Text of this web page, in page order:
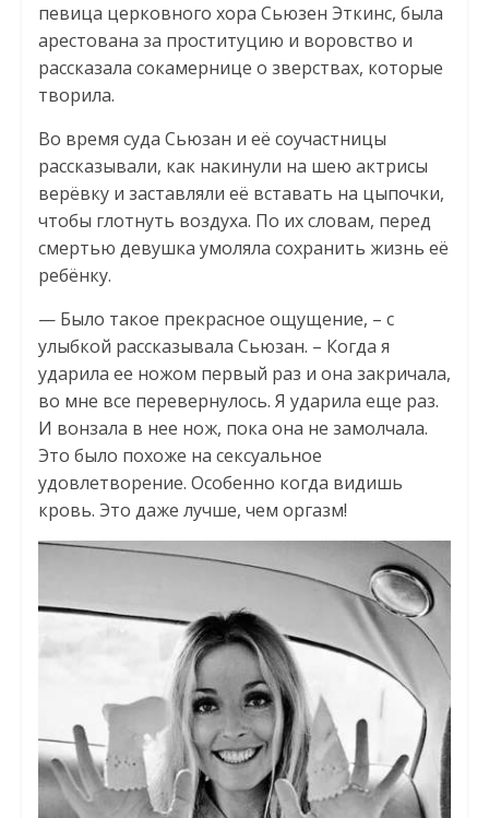
певица церковного хора Сьюзен Эткинс, была
арестована за проституцию и воровство и
рассказала сокамернице о зверствах, которые
творила.
Во время суда Сьюзан и её соучастницы
рассказывали, как накинули на шею актрисы
верёвку и заставляли её вставать на цыпочки,
чтобы глотнуть воздуха. По их словам, перед
смертью девушка умоляла сохранить жизнь её
ребёнку.
— Было такое прекрасное ощущение, – с
улыбкой рассказывала Сьюзан. – Когда я
ударила ее ножом первый раз и она закричала,
во мне все перевернулось. Я ударила еще раз.
И вонзала в нее нож, пока она не замолчала.
Это было похоже на сексуальное
удовлетворение. Особенно когда видишь
кровь. Это даже лучше, чем оргазм!